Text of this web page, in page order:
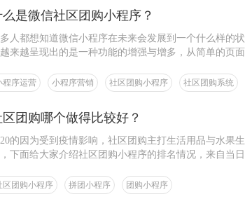
么是微信社区团购小程序？
人都想知道微信小程序在未来会发展到一个什么样的
来越呈现出的是一种功能的增强与增多，从简单的页
断壮大下去的根本。
程序运营 小程序营销 社区团购小程序 社区团购系统
区团购哪个做得比较好？
的因为受到疫情影响，社区团购主打生活用品与水果
下面给大家介绍社区团购小程序的排名情况，来自当
区团购小程序 拼团小程序 团购小程序